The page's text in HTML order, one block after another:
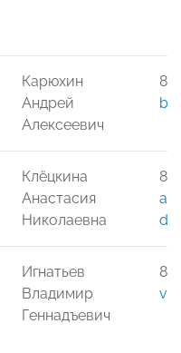
Карюхин
Андрей
Алексеевич
8-
Клёцкина
Анастасия
Николаевна
8-
Игнатьев
Владимир
Геннадъевич
8-